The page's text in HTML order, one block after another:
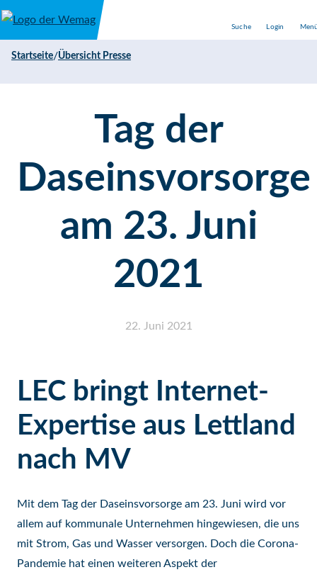
Direkt zum Inhalt
Suche Login
Startseite/Übersicht Presse
Tag der
Daseinsvorsorge
am 23. Juni
2021
22. Juni 2021
LEC bringt Internet-
Expertise aus Lettland
nach MV
Mit dem Tag der Daseinsvorsorge am 23. Juni wird vor
allem auf kommunale Unternehmen hingewiesen, die uns
mit Strom, Gas und Wasser versorgen. Doch die Corona-
Pandemie hat einen weiteren Aspekt der